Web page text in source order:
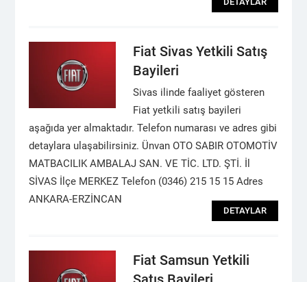
Fiat Sivas Yetkili Satış
Bayileri
Sivas ilinde faaliyet gösteren
Fiat yetkili satış bayileri
aşağıda yer almaktadır. Telefon numarası ve adres gibi
detaylara ulaşabilirsiniz. Ünvan OTO SABIR OTOMOTİV
MATBACILIK AMBALAJ SAN. VE TİC. LTD. ŞTİ. İl
SİVAS İlçe MERKEZ Telefon (0346) 215 15 15 Adres
ANKARA-ERZİNCAN
DETAYLAR
Fiat Samsun Yetkili